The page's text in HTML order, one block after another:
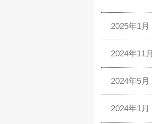
2025年1月
2024年11月
2024年5月
2024年1月